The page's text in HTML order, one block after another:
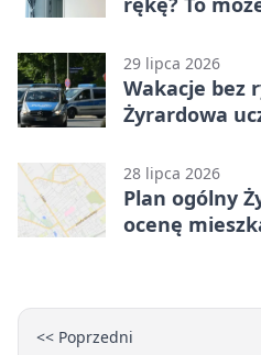
29 lipca 2026
Wakacje bez
Żyrardowa
28 lipca 2026
Plan ogólny
ocenę
<< Poprzedni